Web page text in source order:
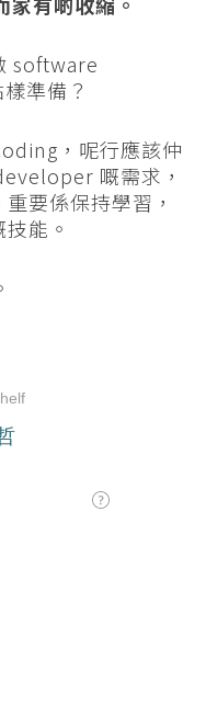
software
準備？
，呢行應該仲
嘅需求，
要係保持學習，
能。